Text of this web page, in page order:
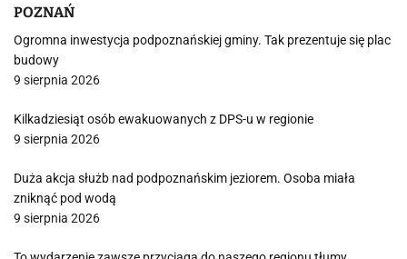
POZNAŃ
Ogromna inwestycja podpoznańskiej gminy. Tak prezentuje się plac
budowy
9 sierpnia 2026
Kilkadziesiąt osób ewakuowanych z DPS-u w regionie
9 sierpnia 2026
Duża akcja służb nad podpoznańskim jeziorem. Osoba miała
zniknąć pod wodą
9 sierpnia 2026